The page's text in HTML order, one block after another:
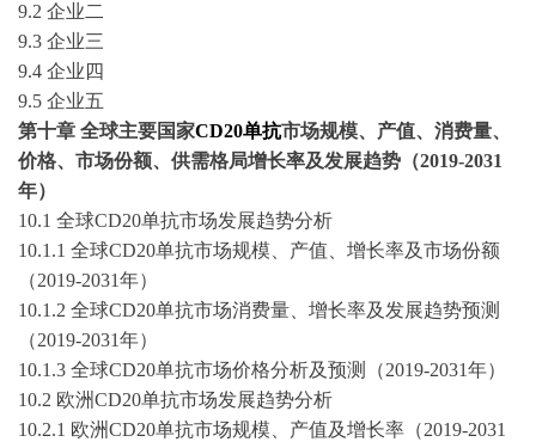
9.2 企业二
9.3 企业三
9.4 企业四
9.5 企业五
第十章 全球主要国家CD20单抗市场规模、产值、消费量、
价格、市场份额、供需格局增长率及发展趋势（2019-2031
年）
10.1 全球CD20单抗市场发展趋势分析
10.1.1 全球CD20单抗市场规模、产值、增长率及市场份额
（2019-2031年）
10.1.2 全球CD20单抗市场消费量、增长率及发展趋势预测
（2019-2031年）
10.1.3 全球CD20单抗市场价格分析及预测（2019-2031年）
10.2 欧洲CD20单抗市场发展趋势分析
10.2.1 欧洲CD20单抗市场规模、产值及增长率（2019-2031